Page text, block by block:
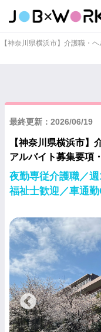
【神奈川県横浜市】介護職・
最終更新：2026/06/19
【神奈川県横浜市】
アルバイト募集要項
夜勤専従介護職／
福祉士歓迎／車通